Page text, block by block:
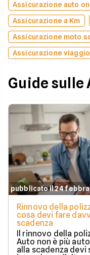
Assicurazione auto
Assicurazione a Km
Assicurazione moto
Assicurazione viaggio
Guide sulle
pubblicato il 24
Rinnovo della
cosa devi fare
scadenza
Il rinnovo della
Auto non è più
alla scadenza devi